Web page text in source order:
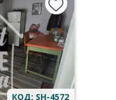
КОД: SH-4572